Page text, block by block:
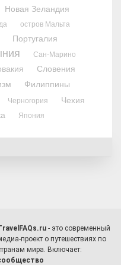
Новая Зеландия
остров Мальта
Португалия
Сан-Марино
Словения
Филиппины
Черногория
Чехия
Япония
- это современный
проект о путешествиях по
мира. Включает: